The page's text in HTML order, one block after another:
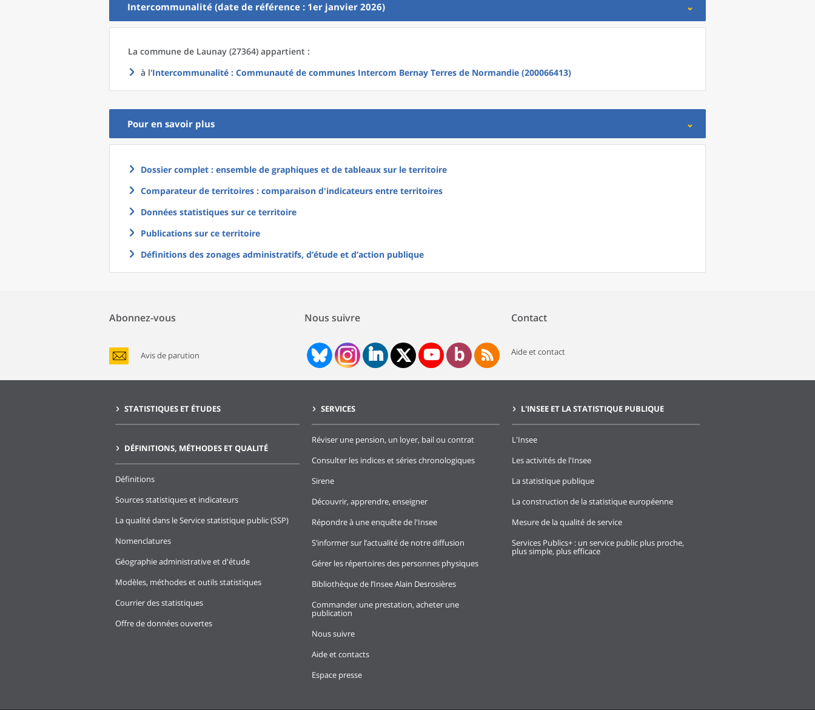
Intercommunalité (date de référence : 1er janvier 2026)
La commune de Launay (27364) appartient :
à l'Intercommunalité : Communauté de communes Intercom Bernay Terres de Normandie (200066413)
Pour en savoir plus
Dossier complet : ensemble de graphiques et de tableaux sur le territoire
Comparateur de territoires : comparaison d'indicateurs entre territoires
Données statistiques sur ce territoire
Publications sur ce territoire
Définitions des zonages administratifs, d’étude et d’action publique
Abonnez-vous
Avis de parution
Nous suivre Contact
Aide et contact
STATISTIQUES ET ÉTUDES
DÉFINITIONS, MÉTHODES ET QUALITÉ
Définitions
Sources statistiques et indicateurs
La qualité dans le Service statistique public (SSP)
Nomenclatures
Géographie administrative et d'étude
Modèles, méthodes et outils statistiques
Courrier des statistiques
Offre de données ouvertes
SERVICES
Réviser une pension, un loyer, bail ou contrat
Consulter les indices et séries chronologiques
Sirene
Découvrir, apprendre, enseigner
Répondre à une enquête de l'Insee
S’informer sur l’actualité de notre diffusion
Gérer les répertoires des personnes physiques
Bibliothèque de l’Insee Alain Desrosières
Commander une prestation, acheter une
publication
Nous suivre
Aide et contacts
Espace presse
L'INSEE ET LA STATISTIQUE PUBLIQUE
L'Insee
Les activités de l'Insee
La statistique publique
La construction de la statistique européenne
Mesure de la qualité de service
Services Publics+ : un service public plus proche,
plus simple, plus efficace